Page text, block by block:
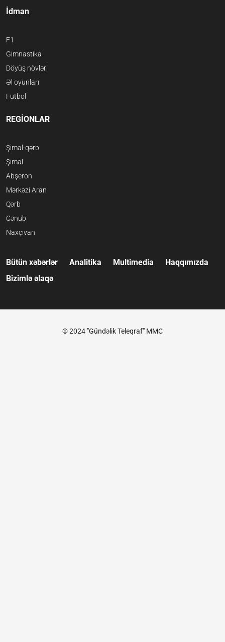
İdman
F1
Gimnastika
Döyüş növləri
Əl oyunları
Futbol
REGİONLAR
Şimal-qərb
Şimal
Abşeron
Mərkəzi Aran
Qərb
Cənub
Naxçıvan
Bütün xəbərlər Analitika Multimedia
Haqqımızda
Bizimlə əlaqə
© 2024 "Gündəlik Teleqraf" MMC